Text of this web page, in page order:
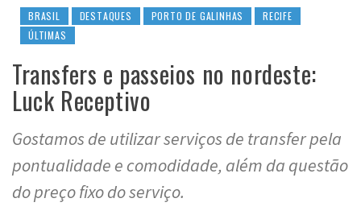
BRASIL DESTAQUES PORTO DE GALINHAS
RECIFE
ÚLTIMAS
Transfers e passeios no nordeste:
Luck Receptivo
Gostamos de utilizar serviços de transfer pela
pontualidade e comodidade, além da questão
do preço fixo do serviço.